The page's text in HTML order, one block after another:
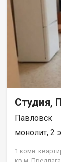
сообщите
Студия,
Павловск
монолит, 2
1 комн.